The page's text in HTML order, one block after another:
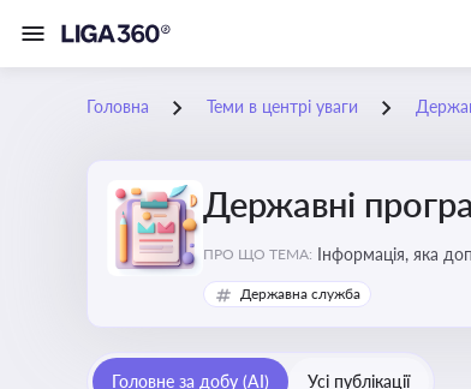
Головна Теми в центрі уваги
Державні
ПРО ЩО ТЕМА: Інформація, яка
удосконалення
Державна служба
Головне за добу (AI) Усі публікації